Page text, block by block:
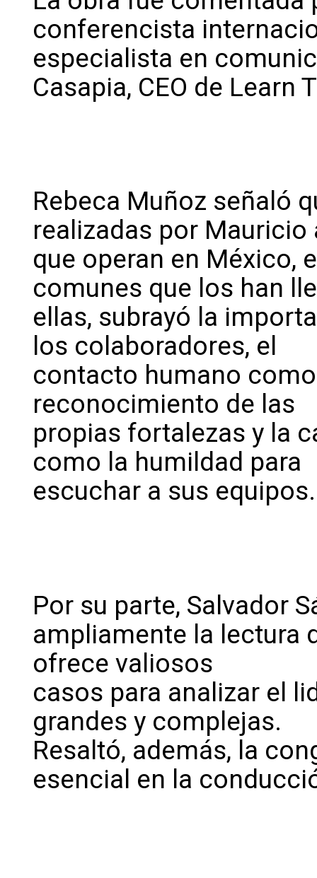
conferencista
especialista en
Casapia, CEO de Learn
Rebeca Muñoz señaló
realizadas por
que operan en México,
comunes que los han
ellas, subrayó la
los colaboradores, el
contacto humano
reconocimiento de las
propias fortalezas y la
como la humildad para
escuchar a sus equipos.
Por su parte, Salvador
ampliamente la lectura
ofrece valiosos
casos para analizar el
grandes y complejas.
Resaltó, además, la
esencial en la